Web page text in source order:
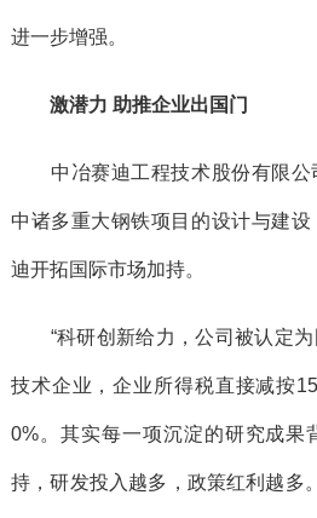
进一步增强。
激潜力 助推企业出国门
中冶赛迪工程技术股份有限
中诸多重大钢铁项目的设计与建
迪开拓国际市场加持。
“科研创新给力，公司被认定
技术企业，企业所得税直接减按
0%。其实每一项沉淀的研究成果
持，研发投入越多，政策红利越多